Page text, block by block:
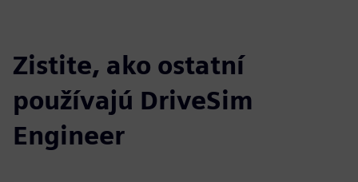
Zistite, ako ostatní
používajú DriveSim
Engineer